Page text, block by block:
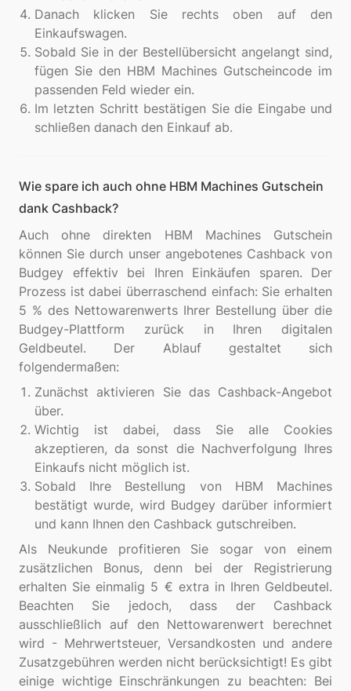
Danach klicken Sie rechts oben auf den
Einkaufswagen.
Sobald Sie in der Bestellübersicht angelangt sind,
fügen Sie den HBM Machines Gutscheincode im
passenden Feld wieder ein.
Im letzten Schritt bestätigen Sie die Eingabe und
schließen danach den Einkauf ab.
Wie spare ich auch ohne HBM Machines Gutschein
dank Cashback?
Auch ohne direkten HBM Machines Gutschein
können Sie durch unser angebotenes Cashback von
Budgey effektiv bei Ihren Einkäufen sparen. Der
Prozess ist dabei überraschend einfach: Sie erhalten
5 % des Nettowarenwerts Ihrer Bestellung über die
Budgey-Plattform zurück in Ihren digitalen
Geldbeutel. Der Ablauf gestaltet sich
Zunächst aktivieren Sie das Cashback-Angebot
über.
Wichtig ist dabei, dass Sie alle Cookies
akzeptieren, da sonst die Nachverfolgung Ihres
Einkaufs nicht möglich ist.
Sobald Ihre Bestellung von HBM Machines
bestätigt wurde, wird Budgey darüber informiert
und kann Ihnen den Cashback gutschreiben.
Als Neukunde profitieren Sie sogar von einem
zusätzlichen Bonus, denn bei der Registrierung
erhalten Sie einmalig 5 € extra in Ihren Geldbeutel.
Beachten Sie jedoch, dass der Cashback
ausschließlich auf den Nettowarenwert berechnet
wird - Mehrwertsteuer, Versandkosten und andere
Zusatzgebühren werden nicht berücksichtigt! Es gibt
einige wichtige Einschränkungen zu beachten: Bei